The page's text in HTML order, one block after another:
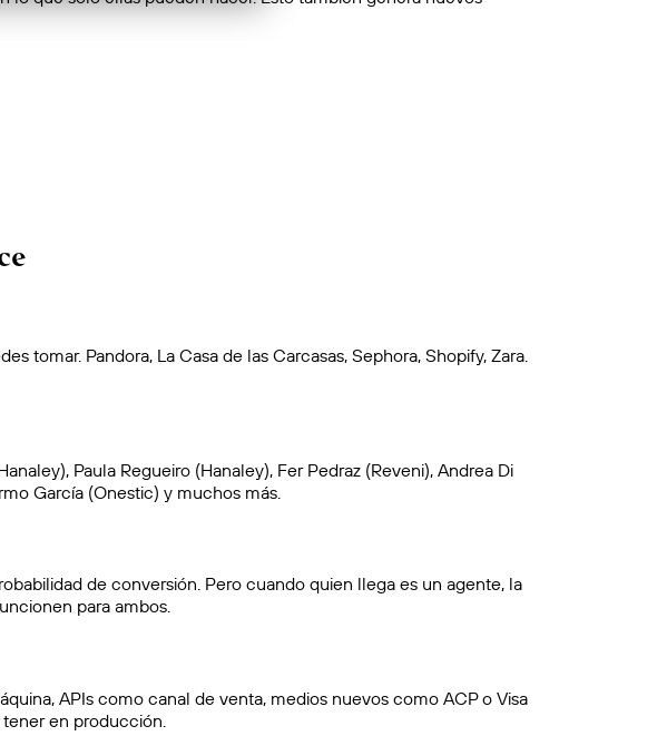
tomar. Pandora, La Casa de las Carcasas, Sephora, Shopify, Zara.
Paula Regueiro (Hanaley), Fer Pedraz (Reveni), Andrea Di
García (Onestic) y muchos más.
de conversión. Pero cuando quien llega es un agente, la
para ambos.
APIs como canal de venta, medios nuevos como ACP o Visa
en producción.